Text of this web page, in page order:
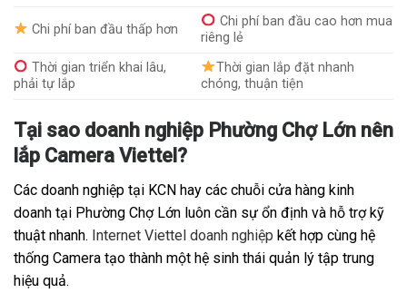
Chi phí ban đầu thấp hơn
Chi phí ban đầu cao hơn mua
riêng lẻ
Thời gian triển khai lâu,
phải tự lắp
Thời gian lắp đặt nhanh
chóng, thuận tiện
Tại sao doanh nghiệp Phường Chợ Lớn nên
lắp Camera Viettel?
Các doanh nghiệp tại KCN hay các chuỗi cửa hàng kinh
doanh tại Phường Chợ Lớn luôn cần sự ổn định và hỗ trợ kỹ
thuật nhanh. Internet Viettel doanh nghiệp kết hợp cùng hệ
thống Camera tạo thành một hệ sinh thái quản lý tập trung
hiệu quả.